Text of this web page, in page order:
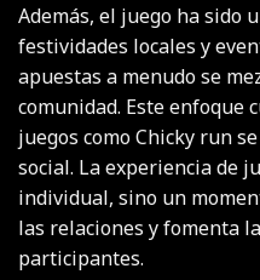
Además, el juego ha sido
festividades locales y
apuestas a menudo se
comunidad. Este
juegos como Chicky run
social. La experiencia de
individual, sino un
las relaciones y fomenta
participantes.